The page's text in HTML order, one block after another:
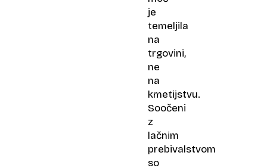
je
temeljila
na
trgovini,
ne
na
kmetijstvu.
Soočeni
z
lačnim
prebivalstvom
so